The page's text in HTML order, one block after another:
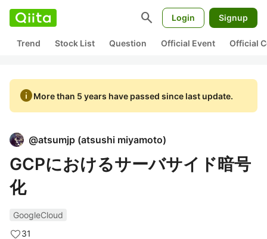
search Login Signup
Trend Stock List Question Official Event Official
infoMore than 5 years have passed since last update.
@atsumjp (atsushi miyamoto)
GCPにおけるサーバサイド暗号
化
GoogleCloud
31